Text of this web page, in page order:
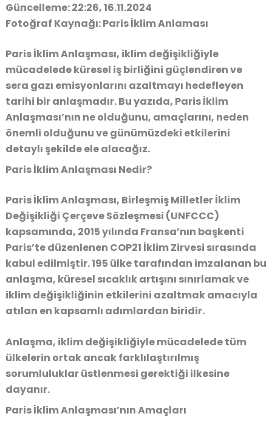
Güncelleme: 22:26, 16.11.2024
Fotoğraf Kaynağı: Paris İklim Anlaması
Paris İklim Anlaşması, iklim değişikliğiyle
mücadelede küresel iş birliğini güçlendiren ve
sera gazı emisyonlarını azaltmayı hedefleyen
tarihi bir anlaşmadır. Bu yazıda, Paris İklim
Anlaşması’nın ne olduğunu, amaçlarını, neden
önemli olduğunu ve günümüzdeki etkilerini
detaylı şekilde ele alacağız.
Paris İklim Anlaşması Nedir?
Paris İklim Anlaşması, Birleşmiş Milletler İklim
Değişikliği Çerçeve Sözleşmesi (UNFCCC)
kapsamında, 2015 yılında Fransa’nın başkenti
Paris’te düzenlenen COP21 İklim Zirvesi sırasında
kabul edilmiştir. 195 ülke tarafından imzalanan bu
anlaşma, küresel sıcaklık artışını sınırlamak ve
iklim değişikliğinin etkilerini azaltmak amacıyla
atılan en kapsamlı adımlardan biridir.
Anlaşma, iklim değişikliğiyle mücadelede tüm
ülkelerin ortak ancak farklılaştırılmış
sorumluluklar üstlenmesi gerektiği ilkesine
dayanır.
Paris İklim Anlaşması’nın Amaçları